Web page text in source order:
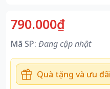
790.000₫
Mã SP: Đang cập nhật
Quà tặng và ưu đãi